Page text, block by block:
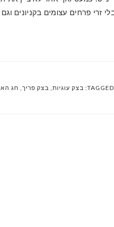
זרי פרחים עצומים בקניונים
בצק עוגיות, בצק פריך, חג